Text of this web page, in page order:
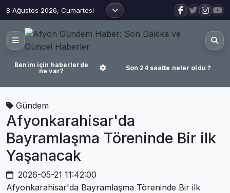
8 Ağustos 2026, Cumartesi
Benim için haberlerde
ne var?
Son 24 saatte neler oldu ?
Gündem
Afyonkarahisar'da
Bayramlaşma Töreninde Bir ilk
Yaşanacak
2026-05-21 11:42:00
Afyonkarahisar'da Bayramlaşma Töreninde Bir ilk